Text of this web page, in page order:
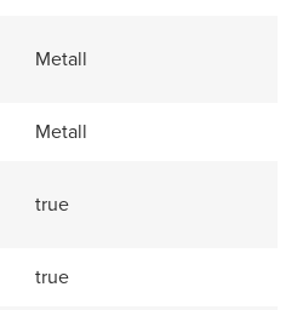
Metall
Metall
true
true